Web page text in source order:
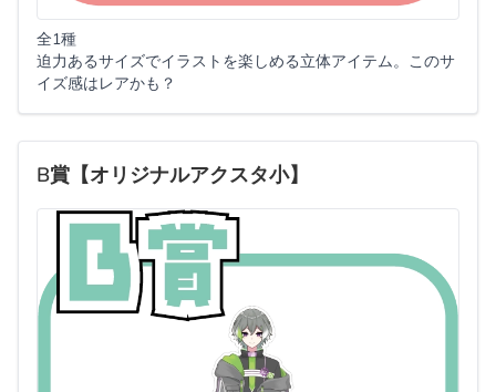
全1種
迫力あるサイズでイラストを楽しめる立体アイテム。このサ
イズ感はレアかも？
B賞【オリジナルアクスタ小】